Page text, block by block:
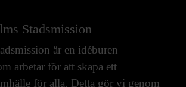
Stadsmission
är en idéburen
arbetar för att skapa ett
för alla. Detta gör vi genom